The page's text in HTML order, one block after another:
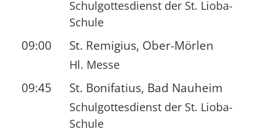
Schulgottesdienst der St. Lioba-
Schule
09:00 St. Remigius, Ober-Mörlen
Hl. Messe
09:45 St. Bonifatius, Bad Nauheim
Schulgottesdienst der St. Lioba-
Schule